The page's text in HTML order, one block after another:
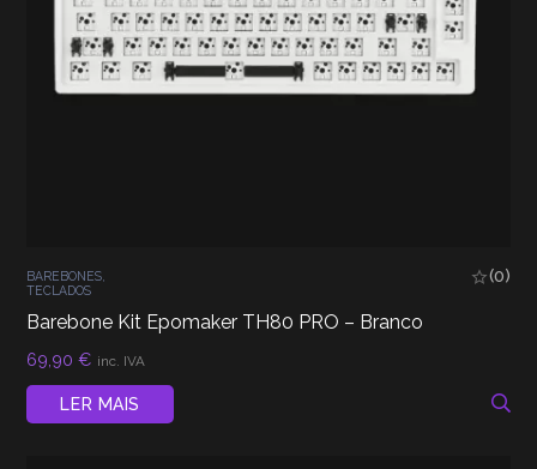
BAREBONES
TECLADOS
(0)
Barebone Kit Epomaker TH80 PRO – Branco
69,90€ inc. IVA
LER MAIS